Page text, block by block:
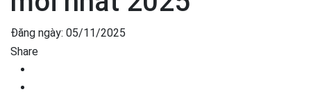
Đăng ngày: 05/11/2025
Share